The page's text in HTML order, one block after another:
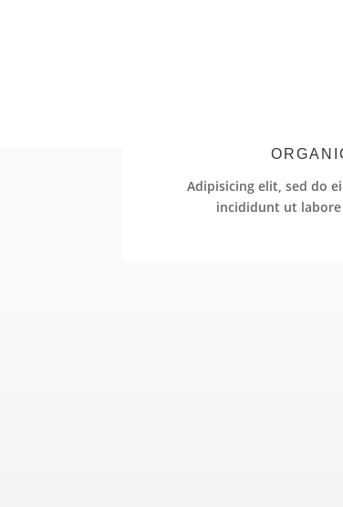
Adipisicing elit, sed do
incididunt ut